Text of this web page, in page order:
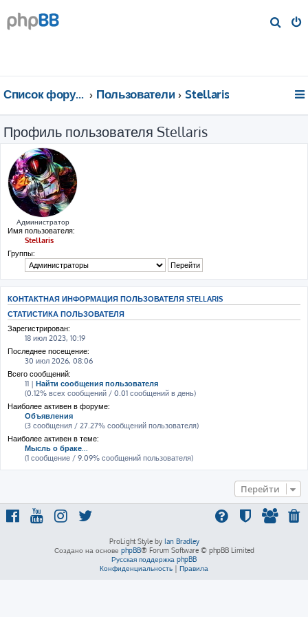
Список форумов Пользователи Stellaris
Профиль пользователя Stellaris
Администратор
Имя пользователя:
Stellaris
Группы:
КОНТАКТНАЯ ИНФОРМАЦИЯ ПОЛЬЗОВАТЕЛЯ STELLARIS
СТАТИСТИКА ПОЛЬЗОВАТЕЛЯ
Зарегистрирован:
18 июл 2023, 10:19
Последнее посещение:
30 июл 2026, 08:06
Всего сообщений:
11 | Найти сообщения пользователя
(0.12% всех сообщений / 0.01 сообщений в день)
Наиболее активен в форуме:
Объявления
(3 сообщения / 27.27% сообщений пользователя)
Наиболее активен в теме:
Мысль о браке...
(1 сообщение / 9.09% сообщений пользователя)
Перейти
ProLight Style by Ian Bradley
Создано на основе phpBB® Forum Software © phpBB Limited
Русская поддержка phpBB
Конфиденциальность | Правила